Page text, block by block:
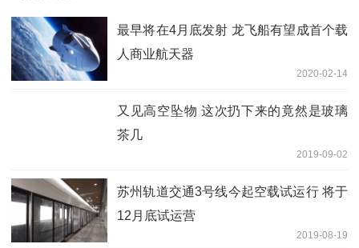
最早将在4月底发射 龙飞船有望成首个载
人商业航天器
2020-02-14
又见高空坠物 这次扔下来的竟然是玻璃
茶几
2019-09-02
苏州轨道交通3号线今起空载试运行 将于
12月底试运营
2019-08-19